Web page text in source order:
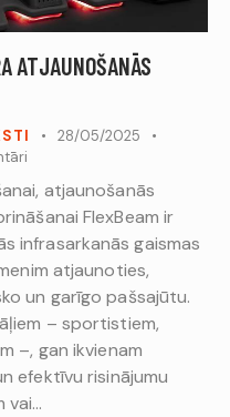
ATJAUNOŠANĀS
28/05/2025
atjaunošanās
FlexBeam ir
infrasarkanās gaismas
atjaunoties,
un garīgo pašsajūtu.
– sportistiem,
–, gan ikvienam
efektīvu risinājumu
vai…